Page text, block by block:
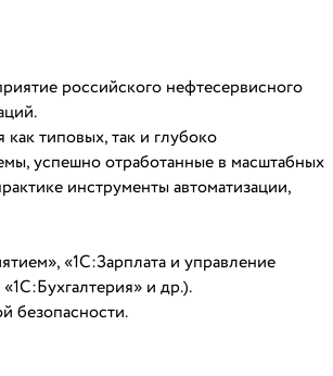
российского нефтесервисного
типовых, так и глубоко
успешно отработанные в масштабных
инструменты автоматизации,
«1С:Зарплата и управление
и др.).
безопасности.